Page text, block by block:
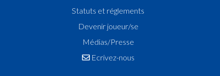
Champion des Filles Scolaires
Champion des Espoirs Hommes
Statuts et réglements
Devenir joueur/se
Médias/Presse
Ecrivez-nous